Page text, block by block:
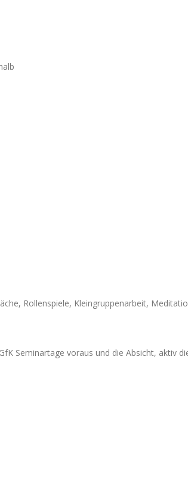
Rollenspiele, Kleingruppenarbeit,
Seminartage voraus und die Absicht, aktiv